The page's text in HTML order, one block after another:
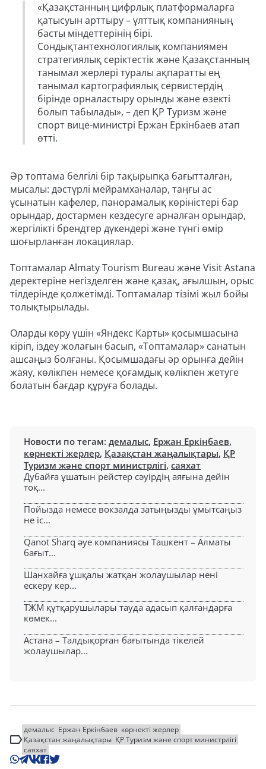
«Қазақстанның цифрлық платформаларға
қатысуын арттыру – ұлттық компанияның
басты міндеттерінің бірі.
Сондықтантехнологиялық компаниямен
стратегиялық серіктестік және Қазақстанның
танымал жерлері туралы ақпаратты ең
танымал картографиялық сервистердің
бірінде орналастыру орынды және өзекті
болып табылады», – деп ҚР Туризм және
спорт вице-министрі Ержан Еркінбаев атап
өтті.
Әр топтама белгілі бір тақырыпқа бағытталған,
мысалы: дәстүрлі мейрамханалар, таңғы ас
ұсынатын кафелер, панорамалық көріністері бар
орындар, достармен кездесуге арналған орындар,
жергілікті брендтер дүкендері және түнгі өмір
шоғырланған локациялар.
Топтамалар Almaty Tourism Bureau және Visit Astana
деректеріне негізделген және қазақ, ағылшын, орыс
тілдерінде қолжетімді. Топтамалар тізімі жыл бойы
толықтырылады.
Оларды көру үшін «Яндекс Карты» қосымшасына
кіріп, іздеу жолағын басып, «Топтамалар» санатын
ашсаңыз болғаны. Қосымшадағы әр орынға дейін
жаяу, көлікпен немесе қоғамдық көлікпен жетуге
болатын бағдар құруға болады.
Новости по тегам: демалыс, Ержан Еркінбаев,
көрнекті жерлер, Қазақстан жаңалықтары, ҚР
Туризм және спорт министрлігі, саяхат
Дубайға ұшатын рейстер сәуірдің аяғына дейін
тоқ...
Пойызда немесе вокзалда затыңызды ұмытсаңыз
не іс...
Qanot Sharq әуе компаниясы Ташкент – Алматы
бағыт...
Шанхайға ұшқалы жатқан жолаушылар нені
ескеру кер...
ТЖМ құтқарушылары тауда адасып қалғандарға
көмек...
Астана – Талдықорған бағытында тікелей
жолаушылар...
демалыс Ержан Еркінбаев көрнекті жерлер
Қазақстан жаңалықтары ҚР Туризм және спорт министрлігі
саяхат